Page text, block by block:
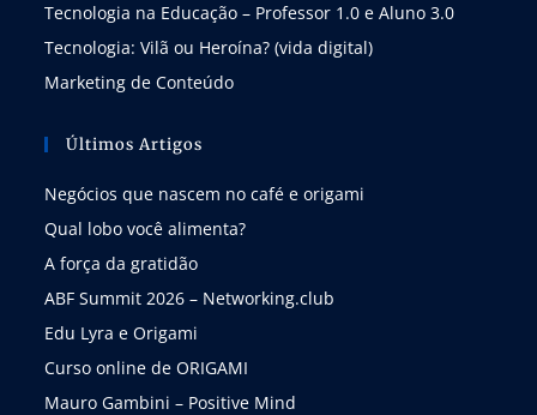
Tecnologia na Educação – Professor 1.0 e Aluno 3.0
Tecnologia: Vilã ou Heroína? (vida digital)
Marketing de Conteúdo
Últimos Artigos
Negócios que nascem no café e origami
Qual lobo você alimenta?
A força da gratidão
ABF Summit 2026 – Networking.club
Edu Lyra e Origami
Curso online de ORIGAMI
Mauro Gambini – Positive Mind